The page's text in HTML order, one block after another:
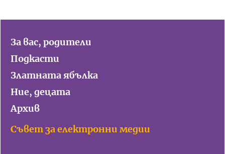
За вас, родители
Подкасти
Златната ябълка
Ние, децата
Архив
Съвет за електронни медии